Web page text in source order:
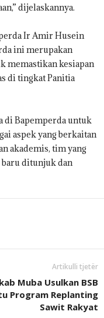
dijelaskannya.
Ir Amir Husein
ini merupakan
memastikan kesiapan
di tingkat Panitia
di Bapemperda untuk
aspek yang berkaitan
akademis, tim yang
ditunjuk dan
Artikulli tjetër
Muba Usulkan BSB
Program Replanting
Sawit Rakyat